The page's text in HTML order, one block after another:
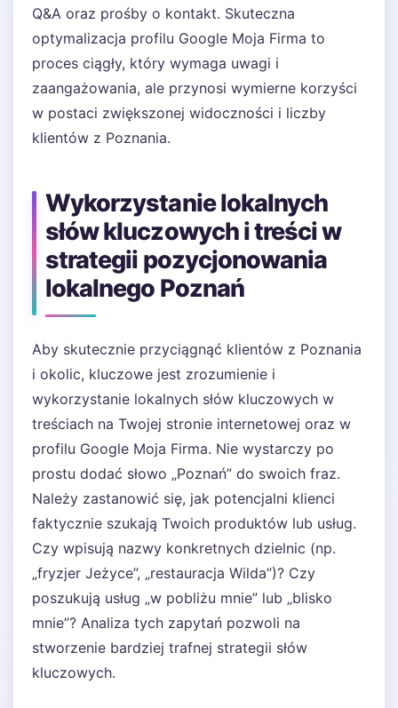
Q&A oraz prośby o kontakt. Skuteczna
optymalizacja profilu Google Moja Firma to
proces ciągły, który wymaga uwagi i
zaangażowania, ale przynosi wymierne korzyści
w postaci zwiększonej widoczności i liczby
klientów z Poznania.
Wykorzystanie lokalnych
słów kluczowych i treści w
strategii pozycjonowania
lokalnego Poznań
Aby skutecznie przyciągnąć klientów z Poznania
i okolic, kluczowe jest zrozumienie i
wykorzystanie lokalnych słów kluczowych w
treściach na Twojej stronie internetowej oraz w
profilu Google Moja Firma. Nie wystarczy po
prostu dodać słowo „Poznań” do swoich fraz.
Należy zastanowić się, jak potencjalni klienci
faktycznie szukają Twoich produktów lub usług.
Czy wpisują nazwy konkretnych dzielnic (np.
„fryzjer Jeżyce”, „restauracja Wilda”)? Czy
poszukują usług „w pobliżu mnie” lub „blisko
mnie”? Analiza tych zapytań pozwoli na
stworzenie bardziej trafnej strategii słów
kluczowych.